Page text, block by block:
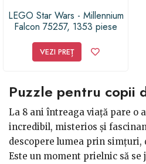
LEGO Star Wars - Millennium
Falcon 75257, 1353 piese
VEZI PREȚ
Puzzle pentru copii
La 8 ani întreaga viață pare o
incredibil, misterios și
descopere lumea prin simțuri,
Este un moment prielnic să se